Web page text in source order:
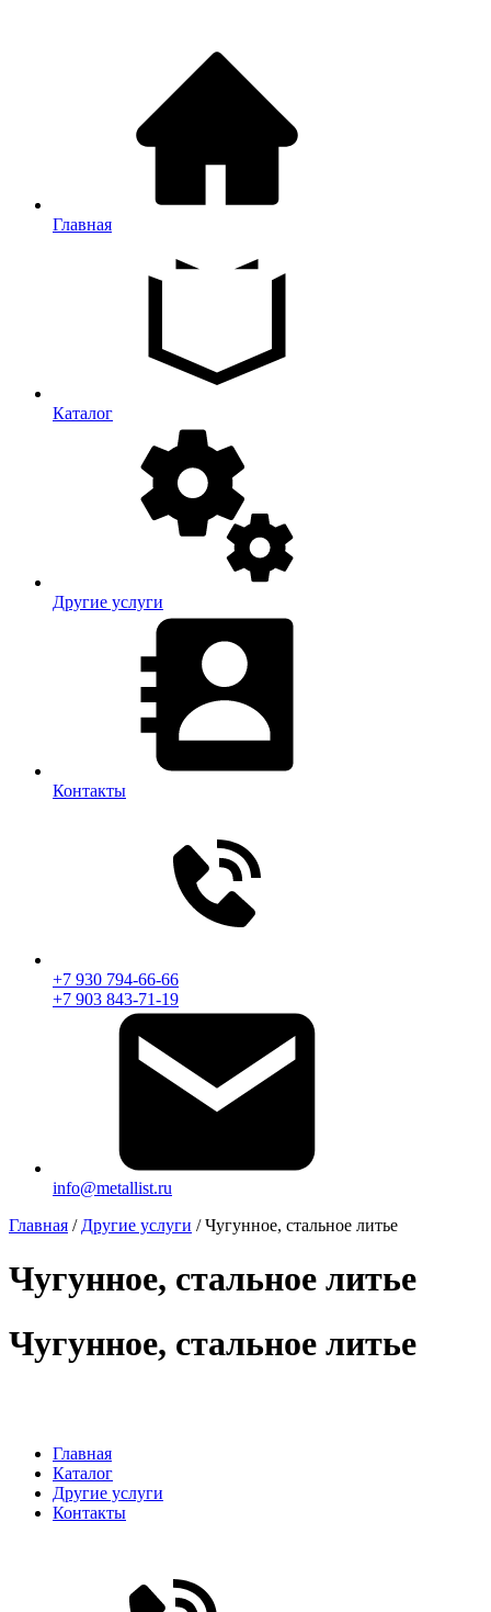
Главная
Каталог
Другие услуги
Контакты
+7 930 794-66-66
+7 903 843-71-19
info@metallist.ru
Главная / Другие услуги /Чугунное, стальное литье
Чугунное, стальное литье
Чугунное, стальное литье
Главная
Каталог
Другие услуги
Контакты